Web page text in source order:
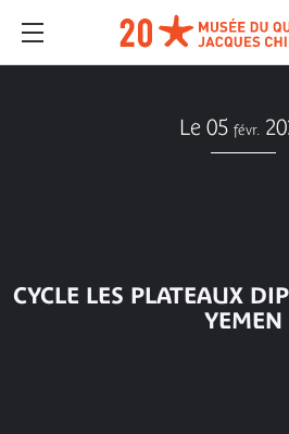
Le 05 févr.
CYCLE LES PLATEAUX
YEMEN